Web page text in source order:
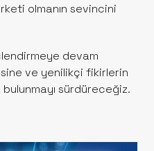
olmanın sevincini
devam
ve yenilikçi fikirlerin
sürdüreceğiz.